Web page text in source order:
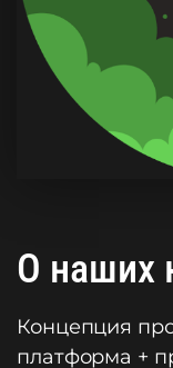
О наших
Концепция
платформа +